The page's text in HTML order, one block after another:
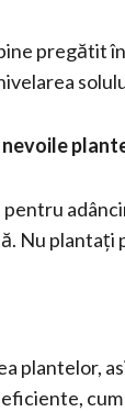
pregătit
Nu plantați
plantelor,